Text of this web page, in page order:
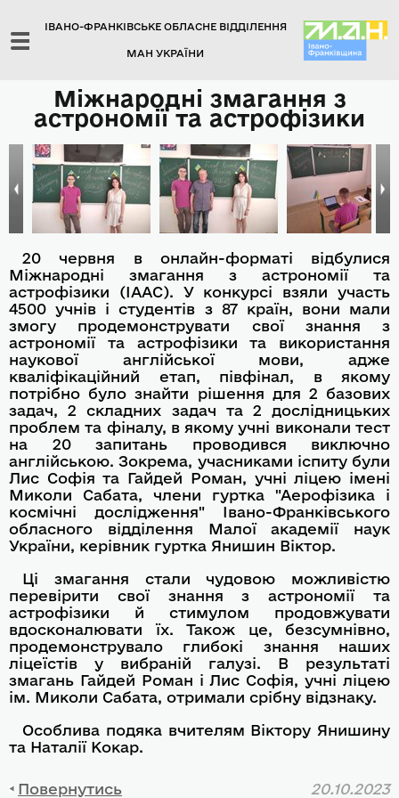
ІВАНО-ФРАНКІВСЬКЕ ОБЛАСНЕ ВІДДІЛЕННЯ
МАН УКРАЇНИ
Міжнародні змагання з
астрономії та астрофізики
20 червня в онлайн-форматі відбулися
Міжнародні змагання з астрономії та
астрофізики (ІААС). У конкурсі взяли участь
4500 учнів і студентів з 87 країн, вони мали
змогу продемонструвати свої знання з
астрономії та астрофізики та використання
наукової англійської мови, адже
кваліфікаційний етап, півфінал, в якому
потрібно було знайти рішення для 2 базових
задач, 2 складних задач та 2 дослідницьких
проблем та фіналу, в якому учні виконали тест
на 20 запитань проводився виключно
англійською. Зокрема, учасниками іспиту були
Лис Софія та Гайдей Роман, учні ліцею імені
Миколи Сабата, члени гуртка "Аерофізика і
космічні дослідження" Івано-Франківського
обласного відділення Малої академії наук
України, керівник гуртка Янишин Віктор.
Ці змагання стали чудовою можливістю
перевірити свої знання з астрономії та
астрофізики й стимулом продовжувати
вдосконалювати їх. Також це, безсумнівно,
продемонструвало глибокі знання наших
ліцеїстів у вибраній галузі. В результаті
змагань Гайдей Роман і Лис Софія, учні ліцею
ім. Миколи Сабата, отримали срібну відзнаку.
Особлива подяка вчителям Віктору Янишину
та Наталії Кокар.
Повернутись 20.10.2023